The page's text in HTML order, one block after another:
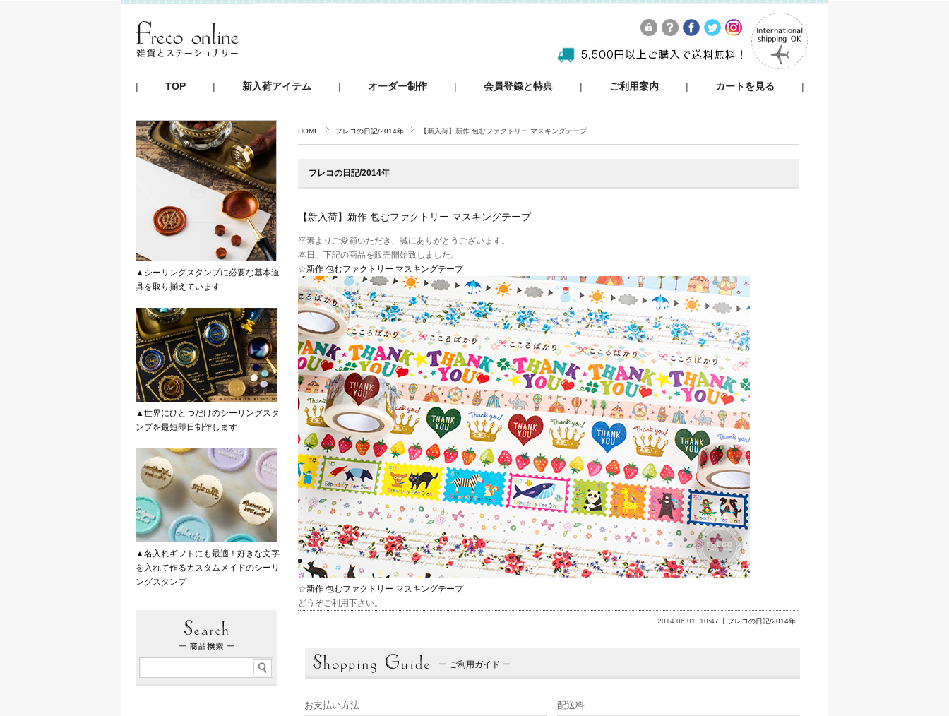
TOP 新入荷アイテム オーダー制作 会員登録と特典 ご利用案内 カートを見る
HOME フレコの日記/2014年 【新入荷】新作 包むファクトリー マスキングテープ
フレコの日記/2014年
【新入荷】新作 包むファクトリー マスキングテープ
平素よりご愛顧いただき、誠にありがとうございます。
本日、下記の商品を販売開始致しました。
☆新作 包むファクトリー マスキングテープ
☆新作 包むファクトリー マスキングテープ
どうぞご利用下さい。
2014.06.01 10:47 フレコの日記/2014年
ー ご利用ガイド ー
お支払い方法 配送料
▲シーリングスタンプに必要な基本道
具を取り揃えています
▲世界にひとつだけのシーリングスタ
ンプを最短即日制作します
▲名入れギフトにも最適！好きな文字
を入れて作るカスタムメイドのシーリ
ングスタンプ